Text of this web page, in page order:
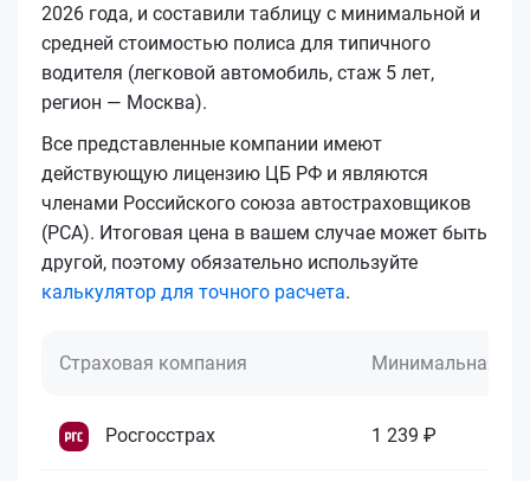
2026 года, и составили таблицу с минимальной и
средней стоимостью полиса для типичного
водителя (легковой автомобиль, стаж 5 лет,
регион — Москва).
Все представленные компании имеют
действующую лицензию ЦБ РФ и являются
членами Российского союза автостраховщиков
(РСА). Итоговая цена в вашем случае может быть
другой, поэтому обязательно используйте
калькулятор для точного расчета.
Страховая компания Минимальная
Росгосстрах 1 239 ₽